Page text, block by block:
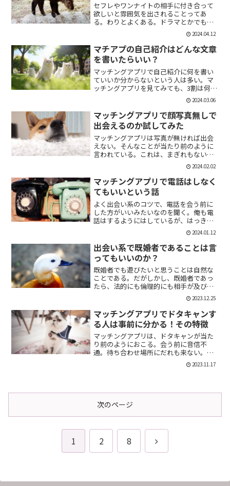
セフレやワンナイトの相手に付き合って
欲しいと雰囲気を出されることってあ
る。わりとよくある。ドラマとかでも、
「1回やっただけで恋人面するな。」みた
いなのがあるけど、現実でもよくある。
そんな時に、相手を気付つけずいかに波
風立てずに振るか。遊び人...
2024.04.12
マチアプの自己紹介はどんな文章
を書いたらいい？
マッチングアプリで自己紹介に何を書い
ていいか分からないという人は多い。マ
ッチングアプリを見てみても、3割は何も
書いていない人がいる。なかには、何を
書いていいか分かりませんー。とだけ書
いている人も。なので、今回の記事はマ
チアプのプロフィールの...
2024.03.06
マッチングアプリで顔写真無しで
出会えるのか試してみた
マッチングアプリは写真が無ければ出会
えない。そんなことが当たり前のように
言われている。これは、まぎれもない事
実だと思う。自分が使う時に写真を載せ
ていない人は無視するし、相手をするに
しても適当にあしらう。写真無しで出会
えるのは、お金が発生する...
2024.02.02
マッチングアプリで電話はしなく
てもいいという話
よく出会い系のコツで、電話を会う前に
した方がいいみたいなのを聞く。俺も電
話はするようにはしているが、はっきり
言っちゃうと電話なんていらない。よっ
ぽど話術や声に自信ある人だけすればい
いと思っている。では、その理由を語っ
ていこう。電話を嫌がる人...
2024.01.12
出会い系で既婚者であることは言
ってもいいのか？
既婚者でも遊びたいと思うことは自然な
ことである。だがしかし、既婚者であっ
たら、法的にも倫理的にも相手が及び腰
になることは明らかだ。では、既婚者で
あることを言わない方がいいのか。否、
それは違う。既婚者であることを伝える
メリット出会い系で既婚者...
2023.12.25
マッチングアプリでドタキャンす
る人は事前に分かる！その特徴
マッチングアプリは、ドタキャンが当た
り前のようにおこる。会う前に音信不
通。待ち合わせ場所にだれも来ない。そ
んなの普通だ。迷惑な話だが、このドタ
キャン野郎どもは見分けることができ
2023.11.17
次のページ
1 2 8
次